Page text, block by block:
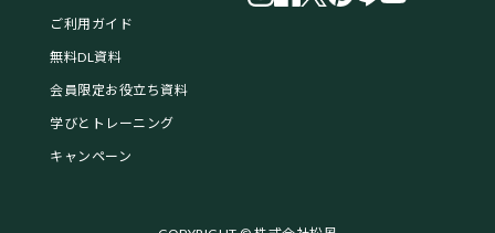
ご利用ガイド
無料DL資料
会員限定お役立ち資料
学びとトレーニング
キャンペーン